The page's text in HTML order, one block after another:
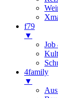
f79
▼
Job
4family
▼